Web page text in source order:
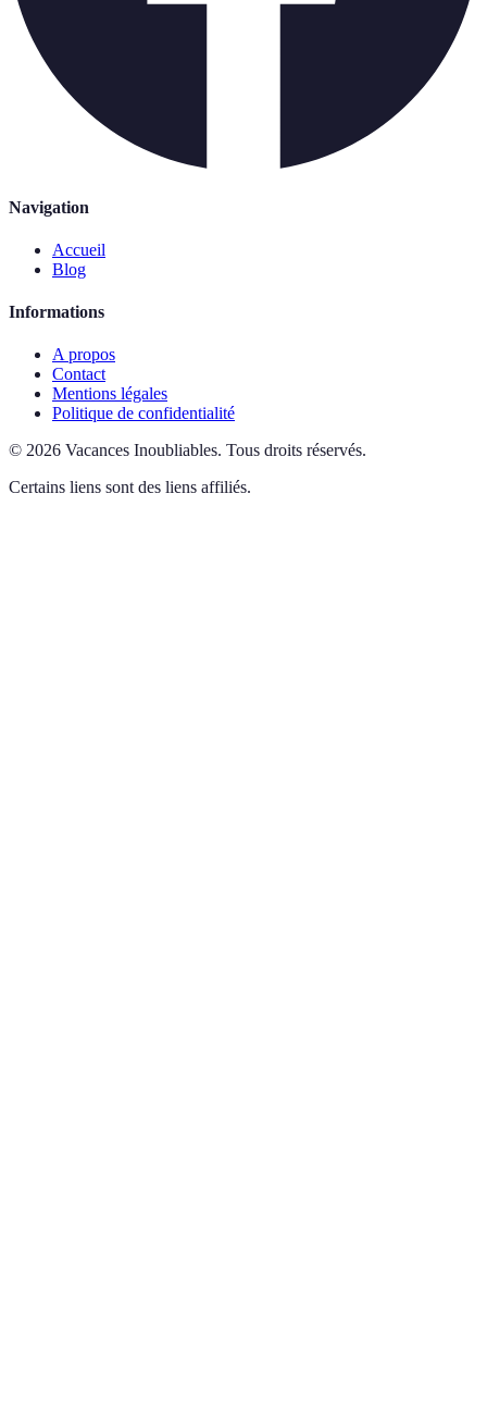
Navigation
Accueil
Blog
Informations
A propos
Contact
Mentions légales
Politique de confidentialité
© 2026 Vacances Inoubliables. Tous droits réservés.
Certains liens sont des liens affiliés.